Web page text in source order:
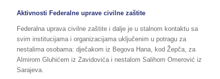
Aktivnosti Federalne uprave civilne zaštite
Federalna uprava civilne zaštite i dalje je u stalnom kontaktu sa
svim institucijama i organizacijama uključenim u potragu za
nestalima osobama: dječakom iz Begova Hana, kod Žepča, za
Almirom Gluhićem iz Zavidovića i nestalom Salihom Omerović iz
Sarajeva.